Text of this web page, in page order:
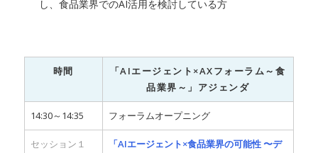
し、食品業界でのAI活用を検討している方
時間
「AIエージェント×AXフォーラム～食
品業界～」アジェンダ
14:30～14:35 フォーラムオープニング
セッション１
「AIエージェント×食品業界の可能性 〜デ